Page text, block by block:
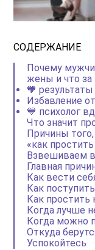
СОДЕРЖАНИЕ
Почему
жены и что за
🧡
Избавление
💙 психолог
Что значит
Причины
«как
Взвешиваем
Главная
Как вести
Как
Как простить
Когда лучше
Когда можно
Откуда
Успокойтесь